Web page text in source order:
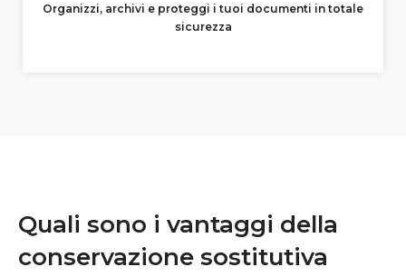
Organizzi, archivi e proteggi i tuoi documenti in totale
sicurezza
Quali sono i vantaggi della
conservazione sostitutiva